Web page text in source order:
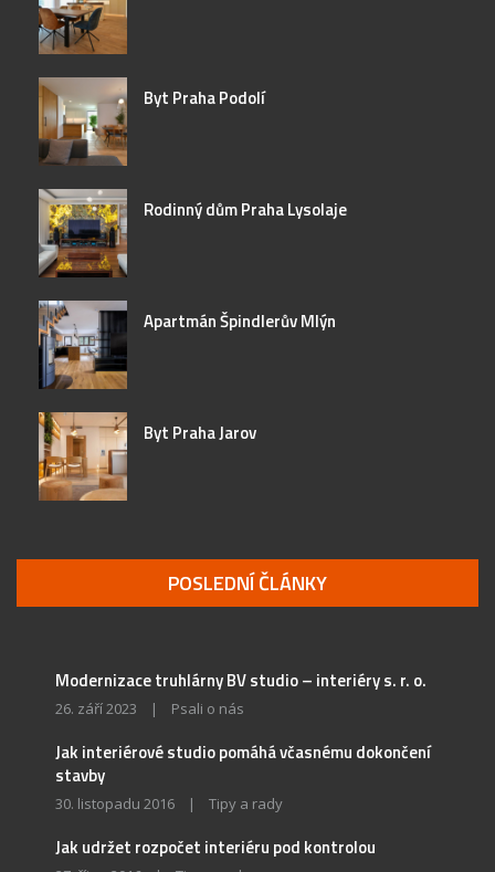
Byt Praha Podolí
Rodinný dům Praha Lysolaje
Apartmán Špindlerův Mlýn
Byt Praha Jarov
POSLEDNÍ ČLÁNKY
Modernizace truhlárny BV studio – interiéry s. r. o.
26. září 2023 | Psali o nás
Jak interiérové studio pomáhá včasnému dokončení
stavby
30. listopadu 2016 | Tipy a rady
Jak udržet rozpočet interiéru pod kontrolou